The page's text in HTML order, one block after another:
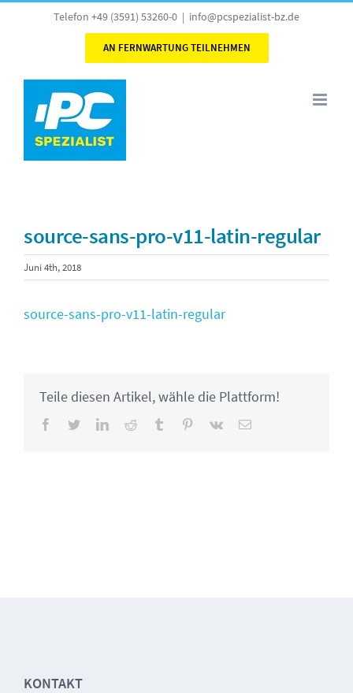
Telefon +49 (3591) 53260-0 | info@pcspezialist-bz.de
AN FERNWARTUNG TEILNEHMEN
source-sans-pro-v11-latin-regular
Juni 4th, 2018
source-sans-pro-v11-latin-regular
Teile diesen Artikel, wähle die Plattform!
Facebook
TwitterLinkedInReddit Tumblr Pinterest
Vk Email
KONTAKT